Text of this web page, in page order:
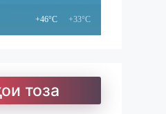
+46°C +33°C
тоза